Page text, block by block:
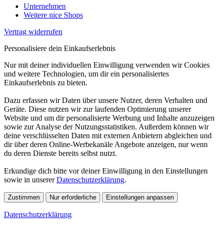
Unternehmen
Weitere nice Shops
Vertrag widerrufen
Personalisiere dein Einkaufserlebnis
Nur mit deiner individuellen Einwilligung verwenden wir Cookies
und weitere Technologien, um dir ein personalisiertes
Einkaufserlebnis zu bieten.
Dazu erfassen wir Daten über unsere Nutzer, deren Verhalten und
Geräte. Diese nutzen wir zur laufenden Optimierung unserer
Website und um dir personalisierte Werbung und Inhalte anzuzeigen
sowie zur Analyse der Nutzungsstatistiken. Außerdem können wir
deine verschlüsselten Daten mit externen Anbietern abgleichen und
dir über deren Online-Werbekanäle Angebote anzeigen, nur wenn
du deren Dienste bereits selbst nutzt.
Erkundige dich bitte vor deiner Einwilligung in den Einstellungen
sowie in unsererDatenschutzerklärung.
Zustimmen Nur erforderliche Einstellungen anpassen
Datenschutzerklärung